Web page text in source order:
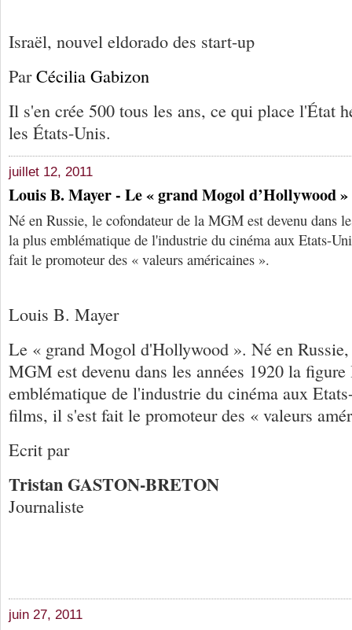
Israël, nouvel eldorado des start-up
ParCécilia Gabizon
Il s'en crée 500 tous les ans, ce qui place l'État
les États-Unis.
juillet 12, 2011
Louis B. Mayer - Le « grand Mogol d’Hollywood »
Né en Russie, le cofondateur de la MGM est devenu dans
la plus emblématique de l'industrie du cinéma aux Etats-
fait le promoteur des « valeurs américaines ».
Louis B. Mayer
Le « grand Mogol d'Hollywood ». Né en
MGM est devenu dans les années 1920 la figure
emblématique de l'industrie du cinéma aux
films, il s'est fait le promoteur des « valeurs
Ecrit par
Tristan GASTON-BRETON
Journaliste
juin 27, 2011